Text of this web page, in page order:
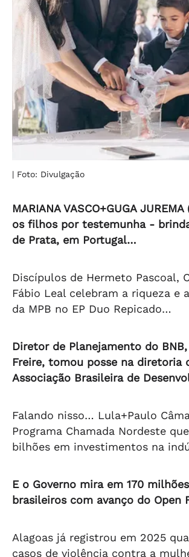
| Foto: Divulgação
MARIANA VASCO+GUGA
os filhos por testemunha -
de Prata, em Portugal…
Discípulos de Hermeto Pascoal,
Fábio Leal celebram a riqueza e
da MPB no EP Duo Repicado…
Diretor de Planejamento do
Freire, tomou posse na diretoria
Associação Brasileira de
Falando nisso… Lula+Paulo
Programa Chamada Nordeste
bilhões em investimentos na
E o Governo mira em 170
brasileiros com avanço do Open
Alagoas já registrou em 2025
casos de violência contra a